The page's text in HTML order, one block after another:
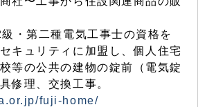
・第二種電気工事士の資格を
キュリティに加盟し、個人住宅
等の公共の建物の錠前（電気錠
修理、交換工事。
fuji-home/